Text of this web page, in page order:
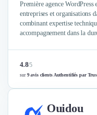
Première agence
entreprises et organisations
combinant expertise
accompagnement dans la
4.8/5
sur9 avis clients Authentifiés par
Ouidou